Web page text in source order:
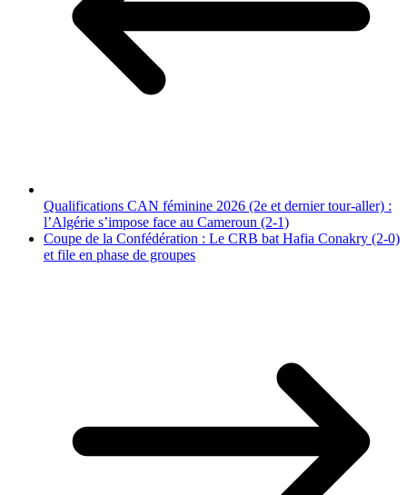
Qualifications CAN féminine 2026 (2e et dernier tour-aller) :
l’Algérie s’impose face au Cameroun (2-1)
Coupe de la Confédération : Le CRB bat Hafia Conakry (2-0)
et file en phase de groupes